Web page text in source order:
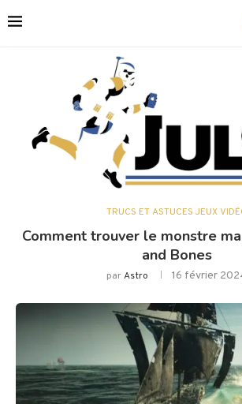
TRUCS ET ASTUCES JEUX
Comment trouver le monstre
and Bones
parAstro 16 février